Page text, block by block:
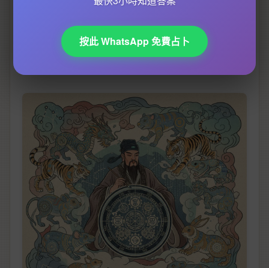
啲秘訣要配合自己嘅運勢先最有效，如果最近行緊
運，不妨加多枝粉晶，等姻緣帶動投資
運都話唔定
按此 WhatsApp 免費占卜